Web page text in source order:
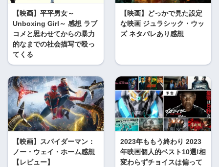
【映画】平平男女～
Unboxing Girl～ 感想 ラブ
コメと思わせてからの暴力
的なまでの社会描写で殴っ
てくる
【映画】どっかで見た設定
な映画 ジュラシック・ウッ
ズ ネタバレあり感想
【映画】スパイダーマン：
ノー・ウェイ・ホーム感想
【レビュー】
2023年ももう終わり 2023
年映画個人的ベスト10選!相
変わらずチョイスは偏って